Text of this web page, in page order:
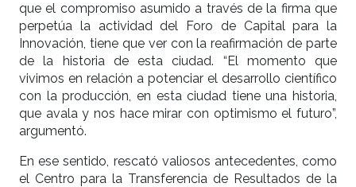
que el compromiso asumido a través de la firma que
perpetúa la actividad del Foro de Capital para la
Innovación, tiene que ver con la reafirmación de parte
de la historia de esta ciudad. “El momento que
vivimos en relación a potenciar el desarrollo científico
con la producción, en esta ciudad tiene una historia,
que avala y nos hace mirar con optimismo el futuro”,
argumentó.
En ese sentido, rescató valiosos antecedentes, como
el Centro para la Transferencia de Resultados de la